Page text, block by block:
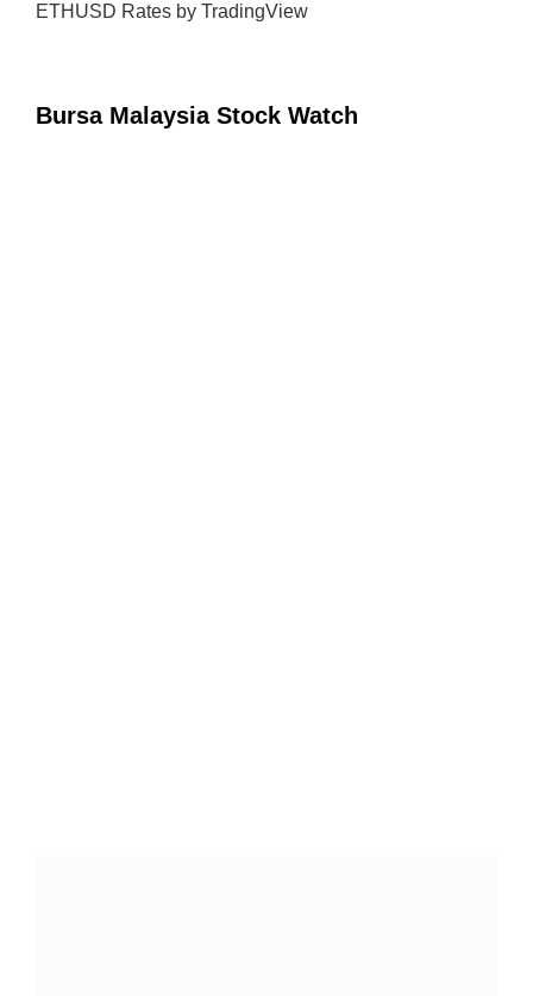
ETHUSD Rates by TradingView
Bursa Malaysia Stock Watch